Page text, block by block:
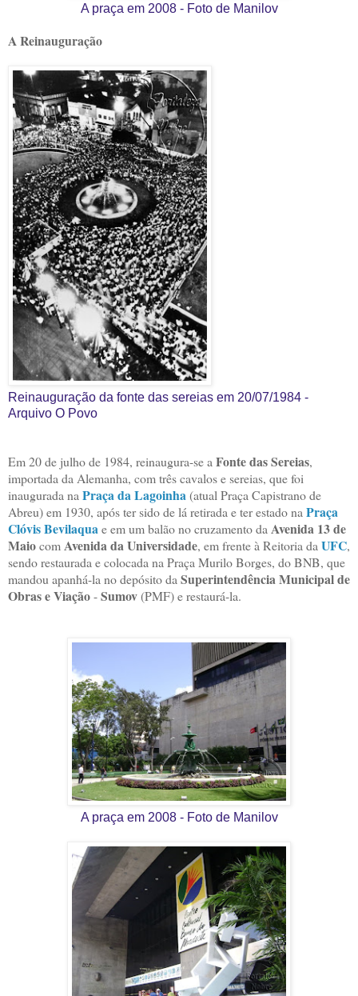
A praça em 2008 - Foto de Manilov
A Reinauguração
Reinauguração da fonte das sereias em 20/07/1984 -
Arquivo O Povo
Em 20 de julho de 1984, reinaugura-se a Fonte das Sereias,
importada da Alemanha, com três cavalos e sereias, que foi
inaugurada na Praça da Lagoinha (atual Praça Capistrano de
Abreu) em 1930, após ter sido de lá retirada e ter estado na Praça
Clóvis Bevilaqua e em um balão no cruzamento da Avenida 13 de
Maiocom Avenida da Universidade, em frente à Reitoria da UFC,
sendo restaurada e colocada na Praça Murilo Borges, do BNB, que
mandou apanhá-la no depósito da Superintendência Municipal de
Obras e Viação-Sumov(PMF) e restaurá-la.
A praça em 2008 - Foto de Manilov